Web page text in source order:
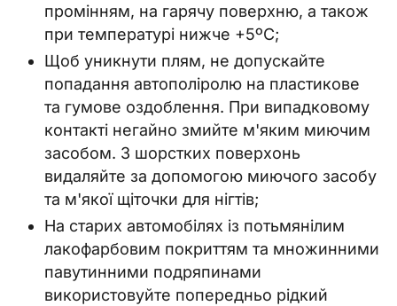
промінням, на гарячу поверхню, а також
при температурі нижче +5ºC;
Щоб уникнути плям, не допускайте
попадання автополіролю на пластикове
та гумове оздоблення. При випадковому
контакті негайно змийте м'яким миючим
засобом. З шорстких поверхонь
видаляйте за допомогою миючого засобу
та м'якої щіточки для нігтів;
На старих автомобілях із потьмянілим
лакофарбовим покриттям та множинними
павутинними подряпинами
використовуйте попередньо рідкий